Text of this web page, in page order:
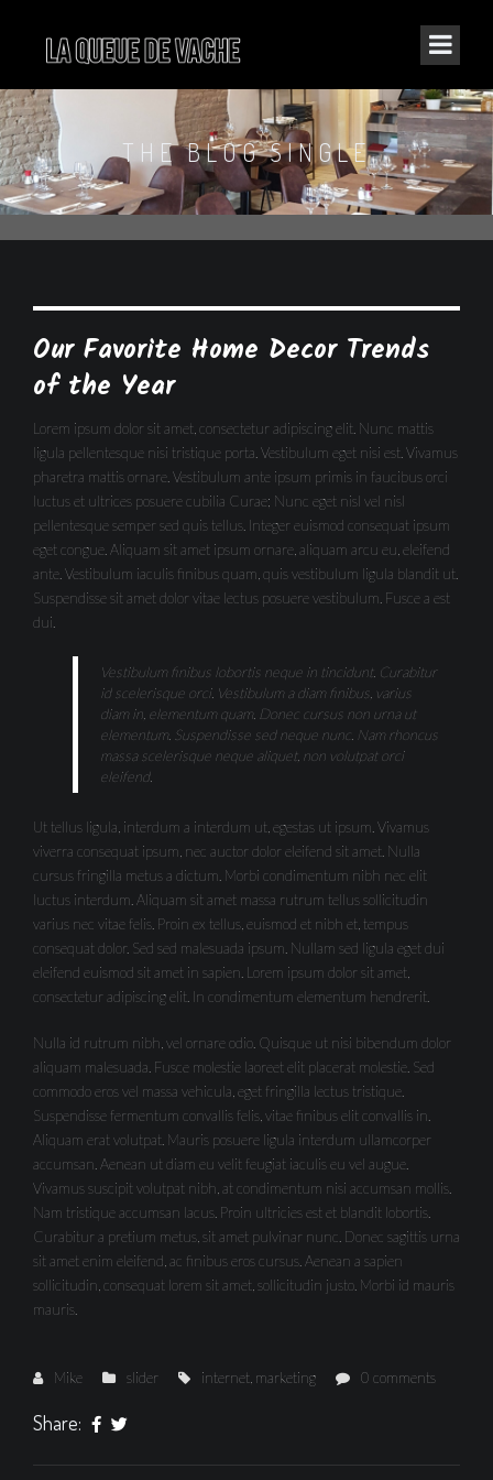
THE BLOG SINGLE
Our Favorite Home Decor Trends
of the Year
Lorem ipsum dolor sit amet, consectetur adipiscing elit. Nunc mattis
ligula pellentesque nisi tristique porta. Vestibulum eget nisi est. Vivamus
pharetra mattis ornare. Vestibulum ante ipsum primis in faucibus orci
luctus et ultrices posuere cubilia Curae; Nunc eget nisl vel nisl
pellentesque semper sed quis tellus. Integer euismod consequat ipsum
eget congue. Aliquam sit amet ipsum ornare, aliquam arcu eu, eleifend
ante. Vestibulum iaculis finibus quam, quis vestibulum ligula blandit ut.
Suspendisse sit amet dolor vitae lectus posuere vestibulum. Fusce a est
dui.
Vestibulum finibus lobortis neque in tincidunt. Curabitur
id scelerisque orci. Vestibulum a diam finibus, varius
diam in, elementum quam. Donec cursus non urna ut
elementum. Suspendisse sed neque nunc. Nam rhoncus
massa scelerisque neque aliquet, non volutpat orci
eleifend.
Ut tellus ligula, interdum a interdum ut, egestas ut ipsum. Vivamus
viverra consequat ipsum, nec auctor dolor eleifend sit amet. Nulla
cursus fringilla metus a dictum. Morbi condimentum nibh nec elit
luctus interdum. Aliquam sit amet massa rutrum tellus sollicitudin
varius nec vitae felis. Proin ex tellus, euismod et nibh et, tempus
consequat dolor. Sed sed malesuada ipsum. Nullam sed ligula eget dui
eleifend euismod sit amet in sapien. Lorem ipsum dolor sit amet,
consectetur adipiscing elit. In condimentum elementum hendrerit.
Nulla id rutrum nibh, vel ornare odio. Quisque ut nisi bibendum dolor
aliquam malesuada. Fusce molestie laoreet elit placerat molestie. Sed
commodo eros vel massa vehicula, eget fringilla lectus tristique.
Suspendisse fermentum convallis felis, vitae finibus elit convallis in.
Aliquam erat volutpat. Mauris posuere ligula interdum ullamcorper
accumsan. Aenean ut diam eu velit feugiat iaculis eu vel augue.
Vivamus suscipit volutpat nibh, at condimentum nisi accumsan mollis.
Nam tristique accumsan lacus. Proin ultricies est et blandit lobortis.
Curabitur a pretium metus, sit amet pulvinar nunc. Donec sagittis urna
sit amet enim eleifend, ac finibus eros cursus. Aenean a sapien
sollicitudin, consequat lorem sit amet, sollicitudin justo. Morbi id mauris
mauris.
Mike slider internet marketing 0 comments
Share: